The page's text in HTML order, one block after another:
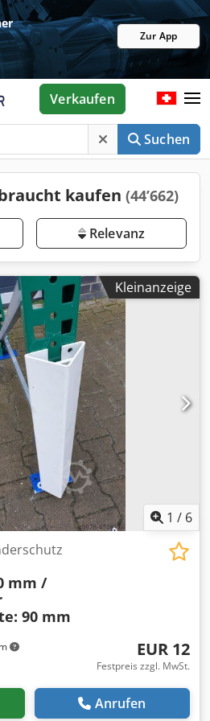
Zur App
Suchen
Verkaufen
kaufen (44’662)
Relevanz
Kleinanzeige
1 / 6
mm /
90 mm
EUR 12
Festpreis zzgl. MwSt.
Anrufen